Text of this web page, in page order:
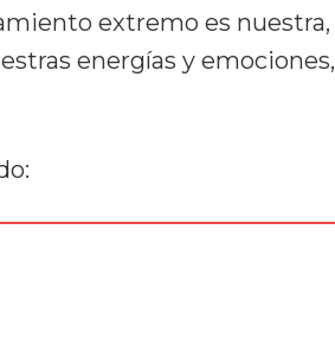
extremo es nuestra,
energías y emociones,